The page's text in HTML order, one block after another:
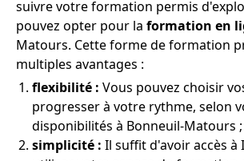
suivre votre formation permis
pouvez opter pour la formation en
Matours. Cette forme de formation
multiples avantages :
flexibilité : Vous pouvez choisir
progresser à votre rythme, selon
disponibilités à Bonneuil-Matours ;
simplicité : Il suffit d'avoir accès